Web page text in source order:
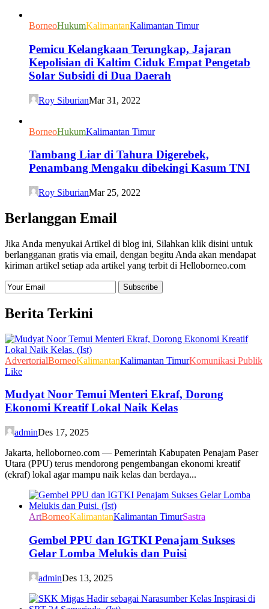
BorneoHukumKalimantanKalimantan Timur
Pemicu Kelangkaan Terungkap, Jajaran
Kepolisian di Kaltim Ciduk Empat Pengetab
Solar Subsidi di Dua Daerah
Roy SiburianMar 31, 2022
BorneoHukumKalimantan Timur
Tambang Liar di Tahura Digerebek,
Penambang Mengaku dibekingi Kasum TNI
Roy SiburianMar 25, 2022
Berlanggan Email
Jika Anda menyukai Artikel di blog ini, Silahkan klik disini untuk
berlangganan gratis via email, dengan begitu Anda akan mendapat
kiriman artikel setiap ada artikel yang terbit di Helloborneo.com
Berita Terkini
AdvertorialBorneoKalimantanKalimantan TimurKomunikasi Publik
Like
Mudyat Noor Temui Menteri Ekraf, Dorong
Ekonomi Kreatif Lokal Naik Kelas
adminDes 17, 2025
Jakarta, helloborneo.com — Pemerintah Kabupaten Penajam Paser
Utara (PPU) terus mendorong pengembangan ekonomi kreatif
(ekraf) lokal agar mampu naik kelas dan berdaya...
ArtBorneoKalimantanKalimantan TimurSastra
Gembel PPU dan IGTKI Penajam Sukses
Gelar Lomba Melukis dan Puisi
adminDes 13, 2025